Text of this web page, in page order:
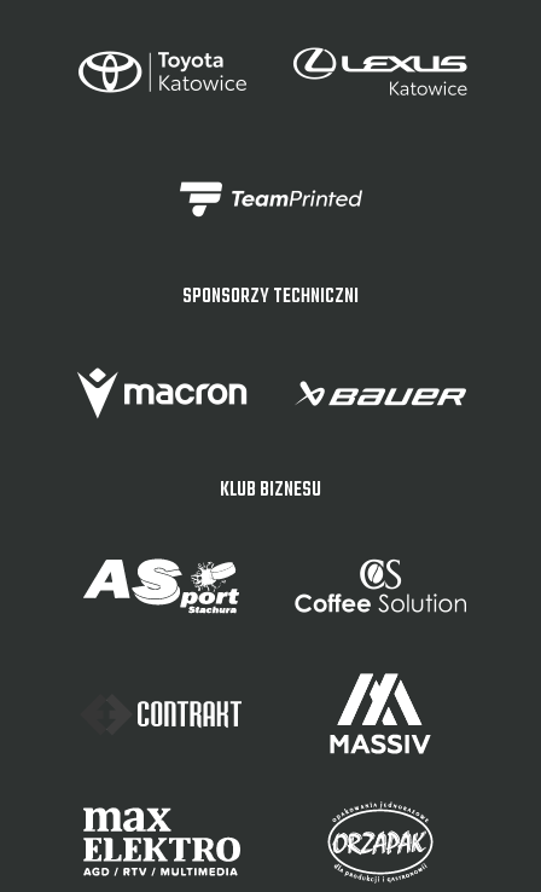
SPONSORZY TECHNICZNI
KLUB BIZNESU